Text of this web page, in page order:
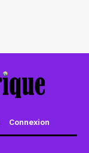
Connexion